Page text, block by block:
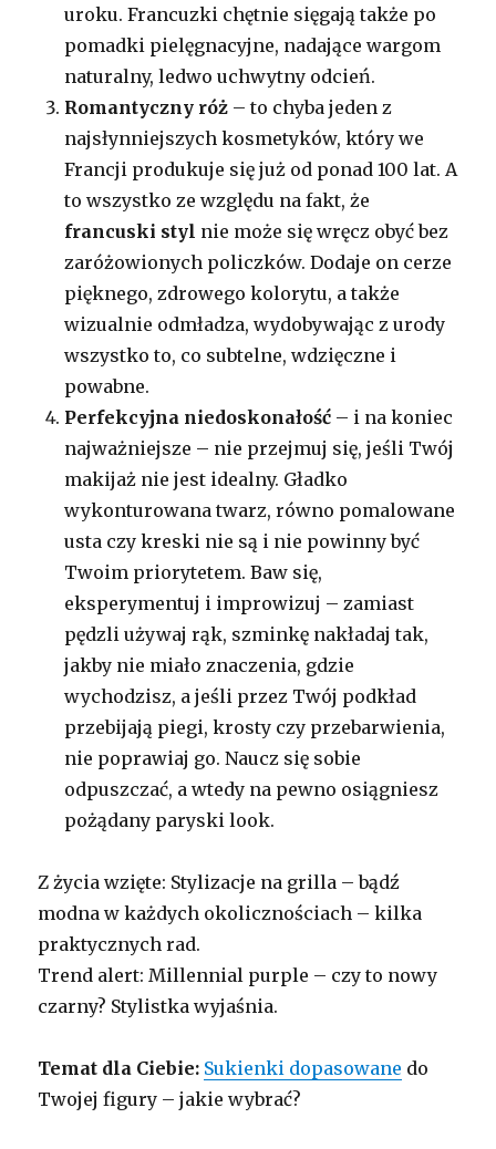
uroku. Francuzki chętnie sięgają także po
pomadki pielęgnacyjne, nadające wargom
naturalny, ledwo uchwytny odcień.
Romantyczny róż – to chyba jeden z
najsłynniejszych kosmetyków, który we
Francji produkuje się już od ponad 100 lat. A
to wszystko ze względu na fakt, że
francuski styl nie może się wręcz obyć bez
zaróżowionych policzków. Dodaje on cerze
pięknego, zdrowego kolorytu, a także
wizualnie odmładza, wydobywając z urody
wszystko to, co subtelne, wdzięczne i
powabne.
Perfekcyjna niedoskonałość – i na koniec
najważniejsze – nie przejmuj się, jeśli Twój
makijaż nie jest idealny. Gładko
wykonturowana twarz, równo pomalowane
usta czy kreski nie są i nie powinny być
Twoim priorytetem. Baw się,
eksperymentuj i improwizuj – zamiast
pędzli używaj rąk, szminkę nakładaj tak,
jakby nie miało znaczenia, gdzie
wychodzisz, a jeśli przez Twój podkład
przebijają piegi, krosty czy przebarwienia,
nie poprawiaj go. Naucz się sobie
odpuszczać, a wtedy na pewno osiągniesz
pożądany paryski look.
Z życia wzięte: Stylizacje na grilla – bądź
modna w każdych okolicznościach – kilka
praktycznych rad.
Trend alert: Millennial purple – czy to nowy
czarny? Stylistka wyjaśnia.
Temat dla Ciebie: Sukienki dopasowane do
Twojej figury – jakie wybrać?